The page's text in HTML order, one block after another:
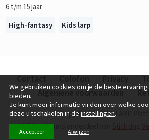
6 t/m 15 jaar
High-fantasy
Kids larp
Algemene voorwaarden
Copyright © 2026 LARP
LARP Platform is onderdeel van
We gebruiken cookies om je de beste
bieden.
Je kunt meer informatie vinden over welke
deze uitschakelen in de instellingen.
Accepteer Afwijzen